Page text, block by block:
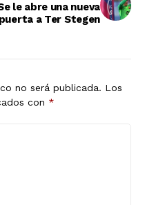
le abre una nueva
puerta a Ter Stegen
no será publicada. Los
con *